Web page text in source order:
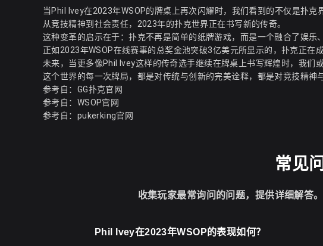
当Phil Ivey在2023年WSOP的牌桌上再次闪耀时，我们看到的不仅是扑
从竞技精神到社会责任，2023年的扑克世界正在书写新的传奇。
这种变革的启示在于：扑克不再是简单的纸牌游戏，而是一个融合了娱乐
正如2023年WSOP在线赛事的总奖金池突破3亿美元所显示的，扑克正在
未来，当更多像Phil Ivey这样的传奇选手继续在牌桌上书写辉煌时，我们
这个世界的每一次牌局，都是对传统与创新的完美诠释，都是对竞技精神
参考自： GG扑克官网
参考自： WSOP官网
参考自： pukerking官网
常见
收集玩家最常询问的问题，提供详细解答
Phil Ivey在2023年WSOP的表现如何？